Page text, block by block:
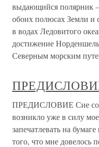
выдающийся полярник
обоих полюсах Земли и
в водах Ледовитого
достижение
Северным морским
ПРЕДИСЛОВИЕ Сие
возникло уже в силу
запечатлевать на
того, что мне довелось